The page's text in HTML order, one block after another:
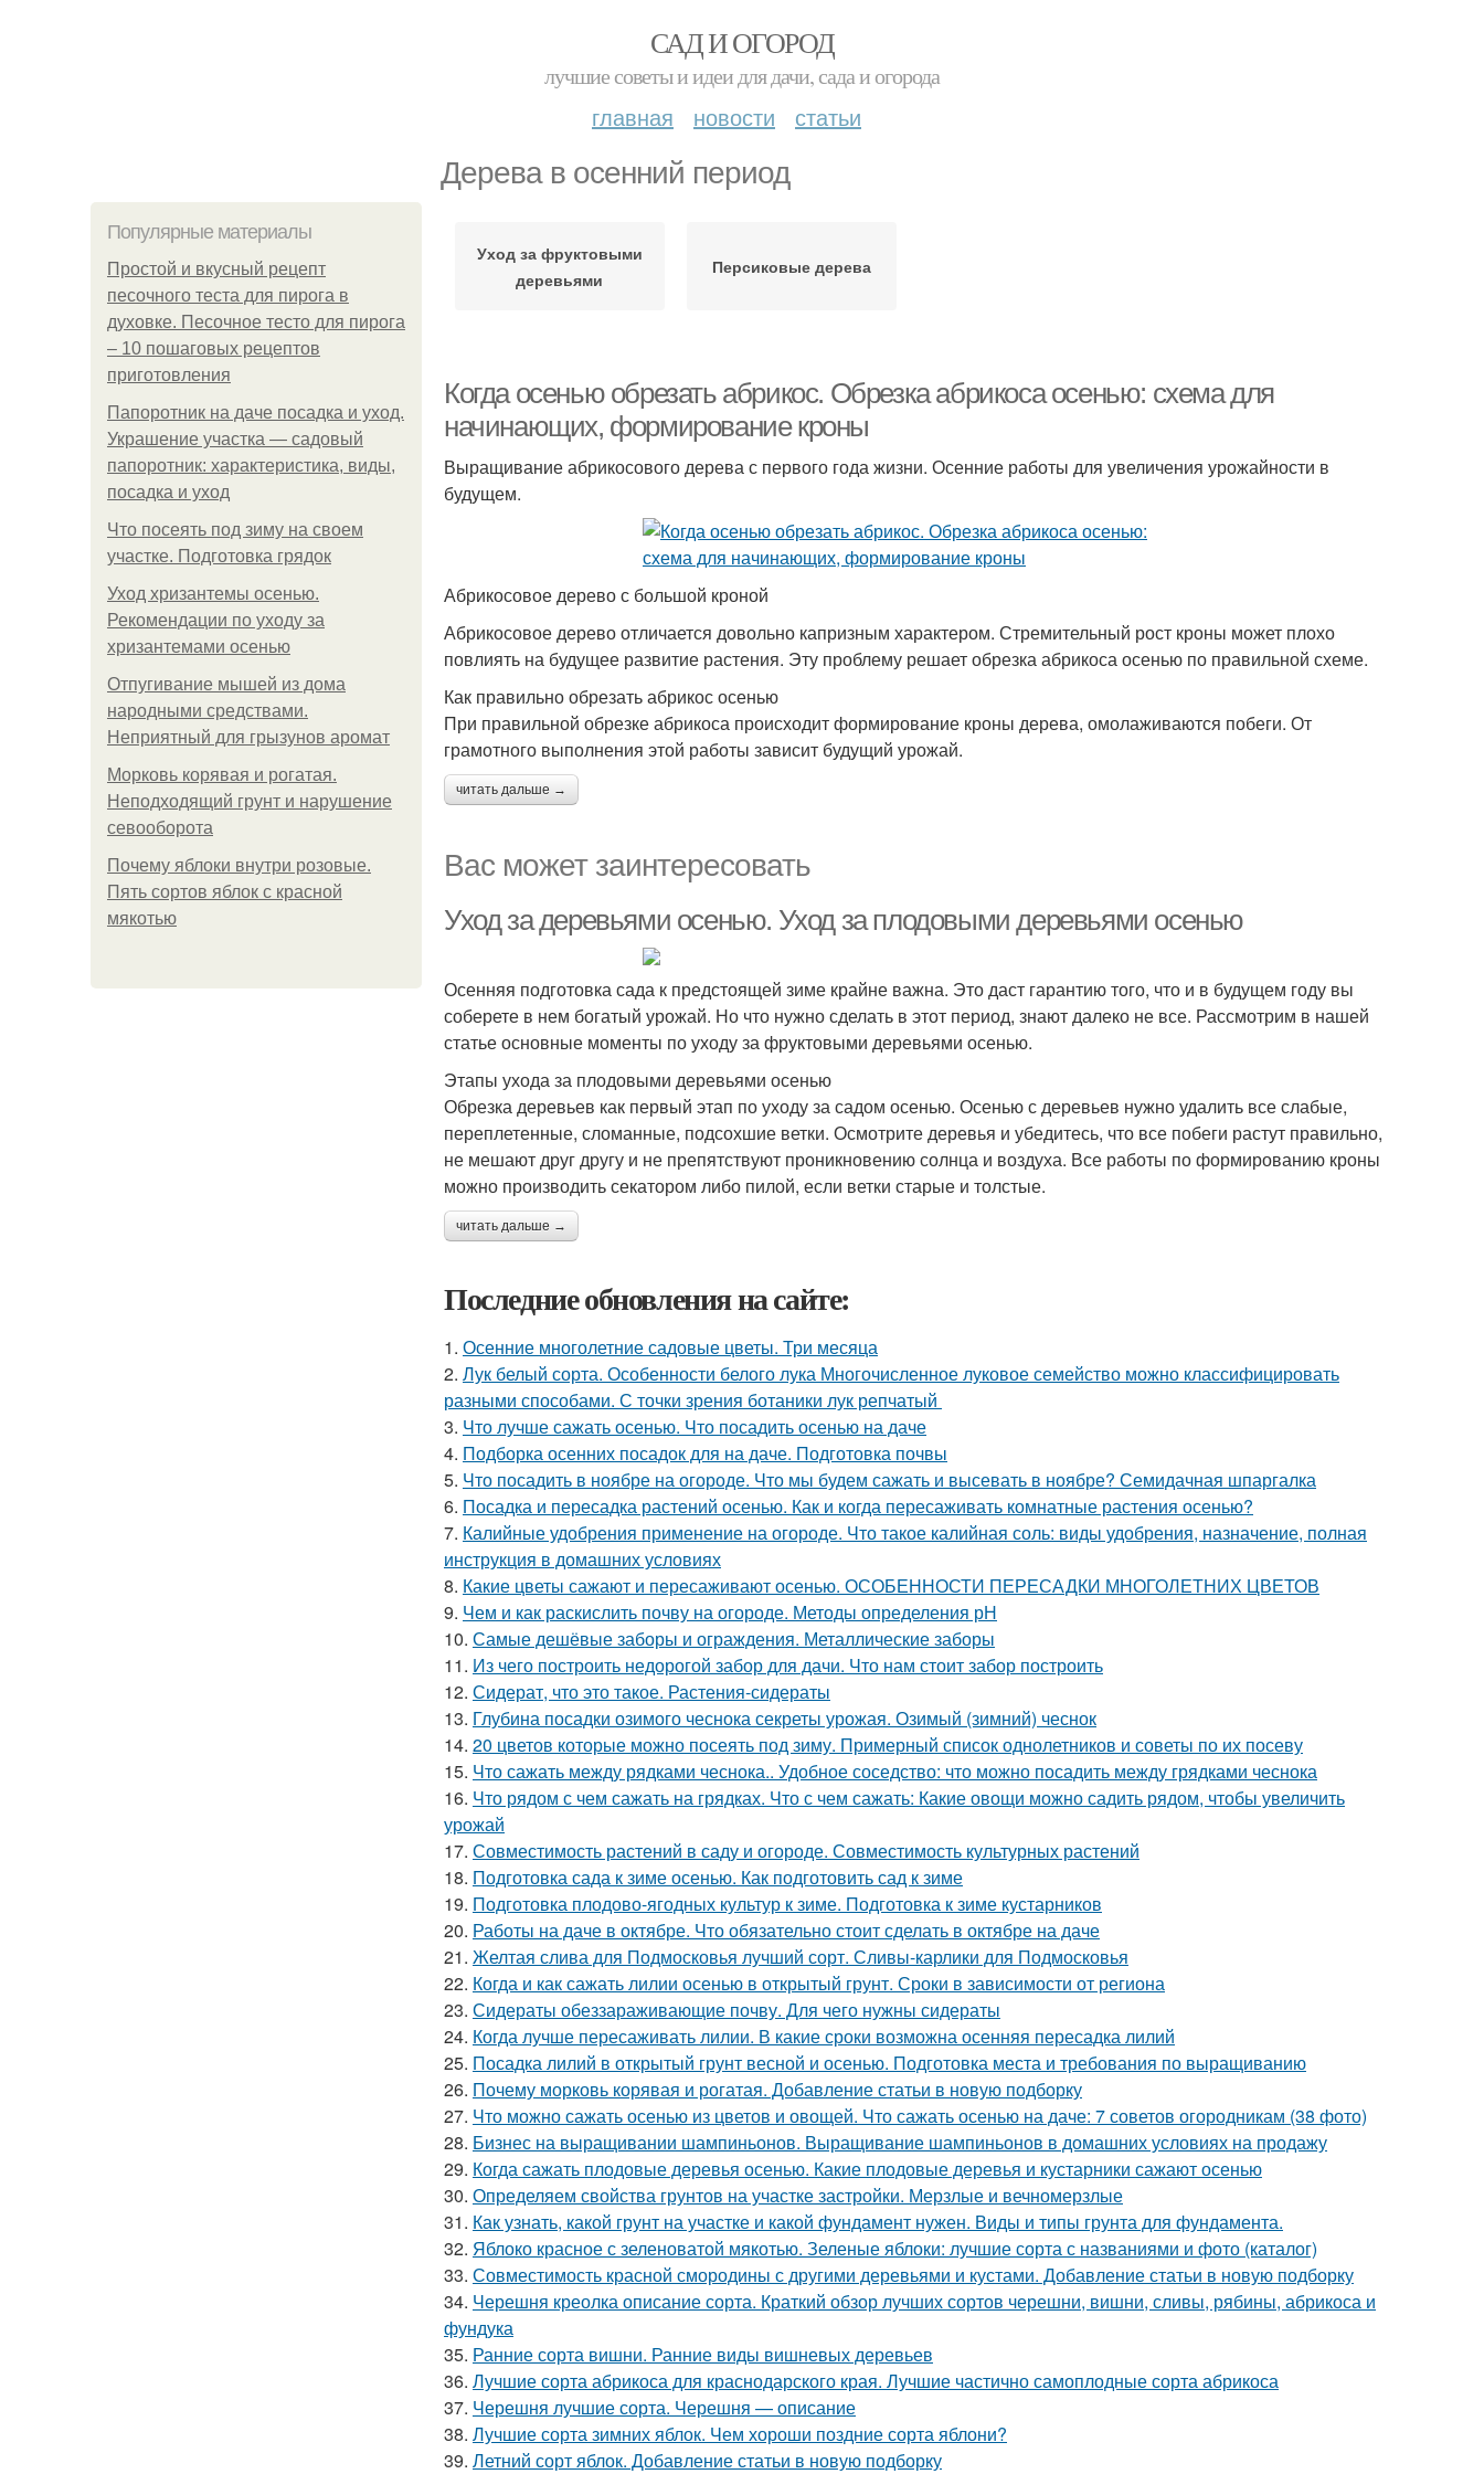
САД И ОГОРОД
лучшие советы и идеи для дачи, сада и огорода
главная новости статьи
Дерева в осенний период
Популярные материалы
Простой и вкусный рецепт
песочного теста для пирога в
духовке. Песочное тесто для пирога
– 10 пошаговых рецептов
приготовления
Папоротник на даче посадка и уход.
Украшение участка — садовый
папоротник: характеристика, виды,
посадка и уход
Что посеять под зиму на своем
участке. Подготовка грядок
Уход хризантемы осенью.
Рекомендации по уходу за
хризантемами осенью
Отпугивание мышей из дома
народными средствами.
Неприятный для грызунов аромат
Морковь корявая и рогатая.
Неподходящий грунт и нарушение
севооборота
Почему яблоки внутри розовые.
Пять сортов яблок с красной
мякотью
Уход за фруктовыми
деревьями
Персиковые дерева
Когда осенью обрезать абрикос. Обрезка абрикоса осенью: схема для
начинающих, формирование кроны
Выращивание абрикосового дерева с первого года жизни. Осенние работы для увеличения урожайности в
будущем.
Абрикосовое дерево с большой кроной
Абрикосовое дерево отличается довольно капризным характером. Стремительный рост кроны может плохо
повлиять на будущее развитие растения. Эту проблему решает обрезка абрикоса осенью по правильной схеме.
Как правильно обрезать абрикос осенью
При правильной обрезке абрикоса происходит формирование кроны дерева, омолаживаются побеги. От
грамотного выполнения этой работы зависит будущий урожай.
читать дальше →
Вас может заинтересовать
Уход за деревьями осенью. Уход за плодовыми деревьями осенью
Осенняя подготовка сада к предстоящей зиме крайне важна. Это даст гарантию того, что и в будущем году вы
соберете в нем богатый урожай. Но что нужно сделать в этот период, знают далеко не все. Рассмотрим в нашей
статье основные моменты по уходу за фруктовыми деревьями осенью.
Этапы ухода за плодовыми деревьями осенью
Обрезка деревьев как первый этап по уходу за садом осенью. Осенью с деревьев нужно удалить все слабые,
переплетенные, сломанные, подсохшие ветки. Осмотрите деревья и убедитесь, что все побеги растут правильно,
не мешают друг другу и не препятствуют проникновению солнца и воздуха. Все работы по формированию кроны
можно производить секатором либо пилой, если ветки старые и толстые.
читать дальше →
Последние обновления на сайте:
1. Осенние многолетние садовые цветы. Три месяца
2. Лук белый сорта. Особенности белого лука Многочисленное луковое семейство можно классифицировать
разными способами. С точки зрения ботаники лук репчатый
3. Что лучше сажать осенью. Что посадить осенью на даче
4. Подборка осенних посадок для на даче. Подготовка почвы
5. Что посадить в ноябре на огороде. Что мы будем сажать и высевать в ноябре? Семидачная шпаргалка
6. Посадка и пересадка растений осенью. Как и когда пересаживать комнатные растения осенью?
7. Калийные удобрения применение на огороде. Что такое калийная соль: виды удобрения, назначение, полная
инструкция в домашних условиях
8. Какие цветы сажают и пересаживают осенью. ОСОБЕННОСТИ ПЕРЕСАДКИ МНОГОЛЕТНИХ ЦВЕТОВ
9. Чем и как раскислить почву на огороде. Методы определения рН
10. Самые дешёвые заборы и ограждения. Металлические заборы
11. Из чего построить недорогой забор для дачи. Что нам стоит забор построить
12. Сидерат, что это такое. Растения-сидераты
13. Глубина посадки озимого чеснока секреты урожая. Озимый (зимний) чеснок
14. 20 цветов которые можно посеять под зиму. Примерный список однолетников и советы по их посеву
15. Что сажать между рядками чеснока.. Удобное соседство: что можно посадить между грядками чеснока
16. Что рядом с чем сажать на грядках. Что с чем сажать: Какие овощи можно садить рядом, чтобы увеличить
урожай
17. Совместимость растений в саду и огороде. Совместимость культурных растений
18. Подготовка сада к зиме осенью. Как подготовить сад к зиме
19. Подготовка плодово-ягодных культур к зиме. Подготовка к зиме кустарников
20. Работы на даче в октябре. Что обязательно стоит сделать в октябре на даче
21. Желтая слива для Подмосковья лучший сорт. Сливы-карлики для Подмосковья
22. Когда и как сажать лилии осенью в открытый грунт. Сроки в зависимости от региона
23. Сидераты обеззараживающие почву. Для чего нужны сидераты
24. Когда лучше пересаживать лилии. В какие сроки возможна осенняя пересадка лилий
25. Посадка лилий в открытый грунт весной и осенью. Подготовка места и требования по выращиванию
26. Почему морковь корявая и рогатая. Добавление статьи в новую подборку
27. Что можно сажать осенью из цветов и овощей. Что сажать осенью на даче: 7 советов огородникам (38 фото)
28. Бизнес на выращивании шампиньонов. Выращивание шампиньонов в домашних условиях на продажу
29. Когда сажать плодовые деревья осенью. Какие плодовые деревья и кустарники сажают осенью
30. Определяем свойства грунтов на участке застройки. Мерзлые и вечномерзлые
31. Как узнать, какой грунт на участке и какой фундамент нужен. Виды и типы грунта для фундамента.
32. Яблоко красное с зеленоватой мякотью. Зеленые яблоки: лучшие сорта с названиями и фото (каталог)
33. Совместимость красной смородины с другими деревьями и кустами. Добавление статьи в новую подборку
34. Черешня креолка описание сорта. Краткий обзор лучших сортов черешни, вишни, сливы, рябины, абрикоса и
фундука
35. Ранние сорта вишни. Ранние виды вишневых деревьев
36. Лучшие сорта абрикоса для краснодарского края. Лучшие частично самоплодные сорта абрикоса
37. Черешня лучшие сорта. Черешня — описание
38. Лучшие сорта зимних яблок. Чем хороши поздние сорта яблони?
39. Летний сорт яблок. Добавление статьи в новую подборку